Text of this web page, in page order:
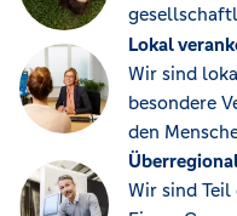
Lokal
Wir sind
besondere
den
Wir sind